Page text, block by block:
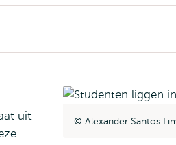
Alexander Santos
uit